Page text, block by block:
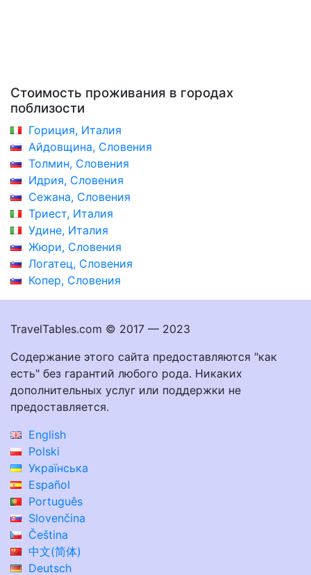
Стоимость проживания в городах
поблизости
Гориция, Италия
Айдовщина, Словения
Толмин, Словения
Идрия, Словения
Сежана, Словения
Триест, Италия
Удине, Италия
Жюри, Словения
Логатец, Словения
Копер, Словения
TravelTables.com © 2017 — 2023
Содержание этого сайта предоставляются "как
есть" без гарантий любого рода. Никаких
дополнительных услуг или поддержки не
предоставляется.
English
Polski
Українська
Español
Português
Slovenčina
Čeština
中文(简体)
Deutsch